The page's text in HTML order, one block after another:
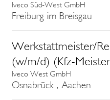
Iveco Süd-West GmbH
Freiburg im Breisgau
Werkstattmeister/
(w/m/d) (Kfz-
Iveco West GmbH
Osnabrück , Aachen